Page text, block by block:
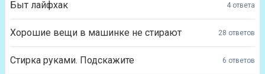
Быт лайфхак 4 ответа
Хорошие вещи в машинке не стирают 28 ответов
Стирка руками. Подскажите 6 ответов